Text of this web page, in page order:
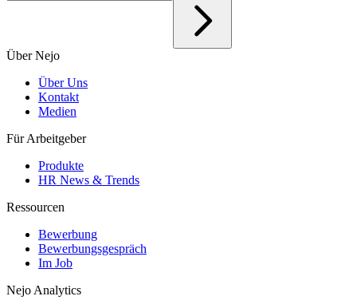
Über Nejo
Über Uns
Kontakt
Medien
Für Arbeitgeber
Produkte
HR News & Trends
Ressourcen
Bewerbung
Bewerbungsgespräch
Im Job
Nejo Analytics